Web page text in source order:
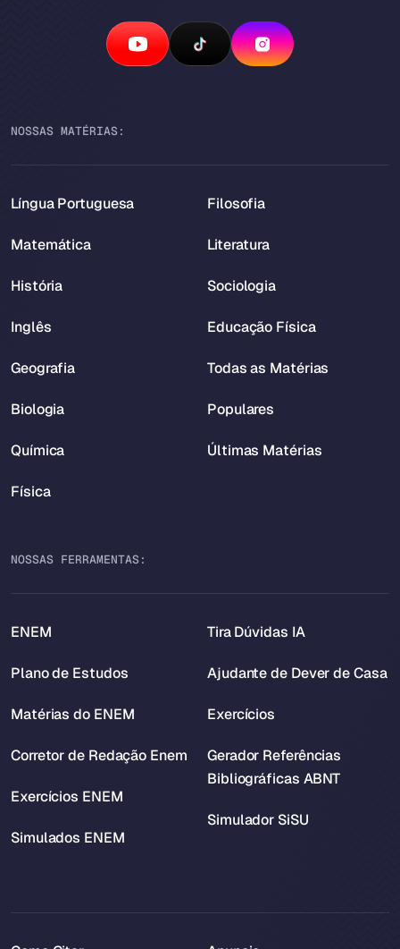
NOSSAS MATÉRIAS:
Língua Portuguesa
Matemática
História
Inglês
Geografia
Biologia
Química
Física
Filosofia
Literatura
Sociologia
Educação Física
Todas as Matérias
Populares
Últimas Matérias
NOSSAS FERRAMENTAS:
ENEM
Plano de Estudos
Matérias do ENEM
Corretor de Redação Enem
Exercícios ENEM
Simulados ENEM
Tira Dúvidas IA
Ajudante de Dever de Casa
Exercícios
Gerador Referências
Bibliográficas ABNT
Simulador SiSU